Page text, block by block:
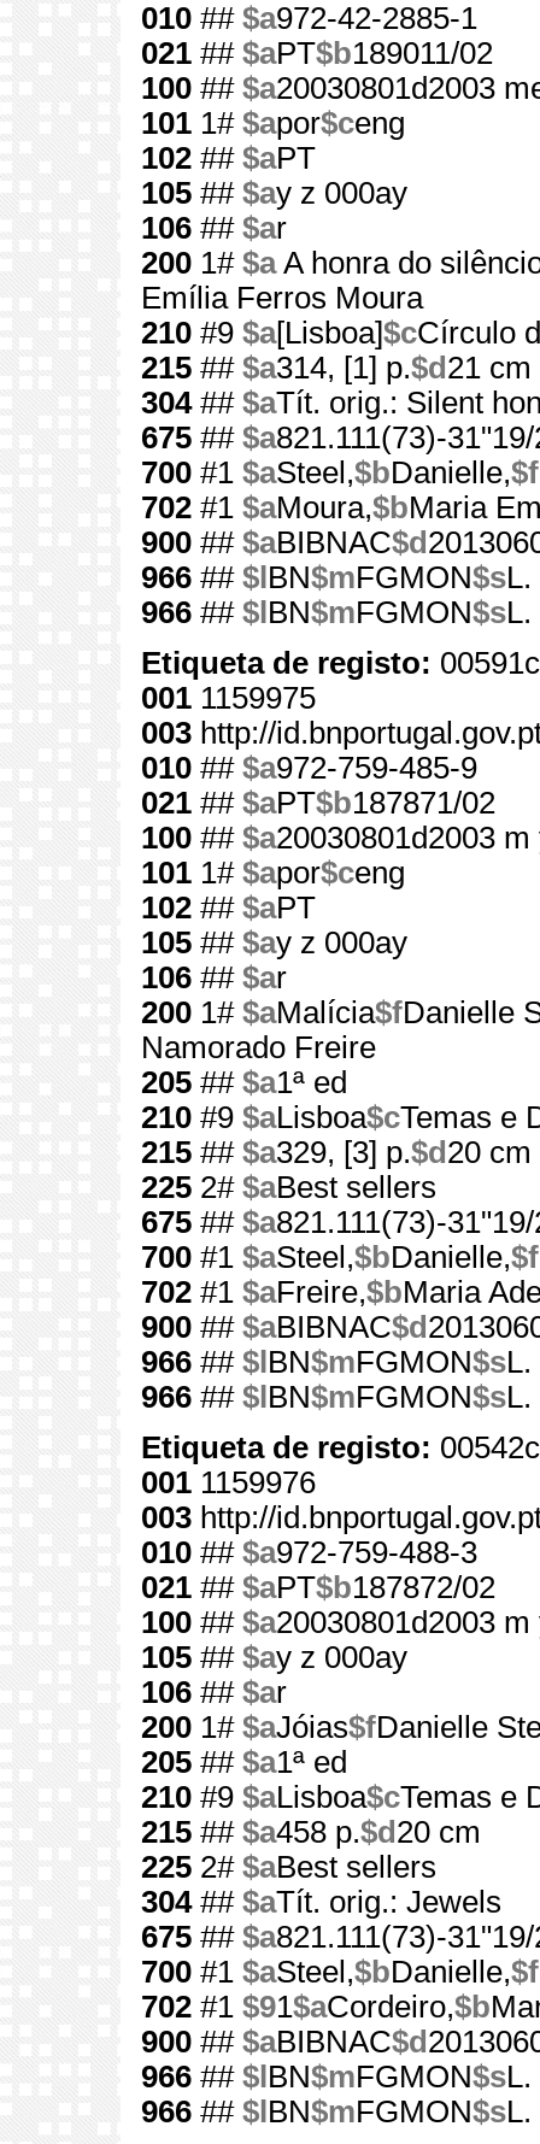
010 ## $a972-42-2885-1
021 ## $aPT$b189011/02
100 ## $a20030801d2003
101 1# $apor$ceng
102 ## $aPT
105 ## $ay z 000ay
106 ## $ar
200 1# $aA honra do
Emília Ferros Moura
210 #9 $a[Lisboa]$cCírculo
215 ## $a314, [1] p.$d 21 cm
304## $aTít. orig.: Silent
675 ## $a821.111(73)-
700 #1 $aSteel,$bDanielle,$f
702 #1 $aMoura,$bMaria
900 ## $aBIBNAC$d
966 ## $l BN$mFGMON$sL.
966 ## $l BN$mFGMON$sL.
Etiqueta de registo:
001 1159975
003 http://
010 ## $a972-759-485-9
021 ## $aPT$b187871/02
100 ## $a20030801d2003
101 1# $apor$ceng
102 ## $aPT
105 ## $ay z 000ay
106 ## $ar
200 1# $aMalícia$fDanielle
Namorado Freire
205 ## $a1ª ed
210 #9 $aLisboa$cTemas e
215 ## $a329, [3] p.$d 20 cm
225 2# $aBest sellers
675 ## $a821.111(73)-
700 #1 $aSteel,$bDanielle,$f
702 #1 $aFreire,$bMaria
900 ## $aBIBNAC$d
966 ## $l BN$mFGMON$sL.
966 ## $l BN$mFGMON$sL.
Etiqueta de registo:
001 1159976
003 http://
010 ## $a972-759-488-3
021 ## $aPT$b187872/02
100 ## $a20030801d2003
105 ## $ay z 000ay
106 ## $ar
200 1# $aJóias$fDanielle
205 ## $a1ª ed
210 #9 $aLisboa$cTemas e
215 ## $a458 p.$d 20 cm
225 2# $aBest sellers
304## $aTít. orig.: Jewels
675 ## $a821.111(73)-
700 #1 $aSteel,$bDanielle,$f
702 #1 $91$aCordeiro,$b
900 ## $aBIBNAC$d
966 ## $l BN$mFGMON$sL.
966 ## $l BN$mFGMON$sL.